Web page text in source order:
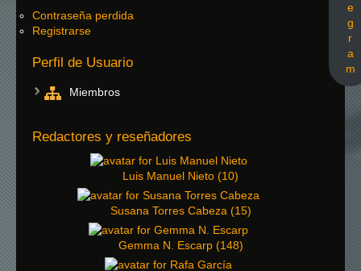
Contraseña perdida
Registrarse
Perfil de Usuario
Miembros
e
g
r
a
m
Redactores y reseñadores
Luis Manuel Nieto (10)
Susana Torres Cabeza (15)
Gemma N. Escarp (148)